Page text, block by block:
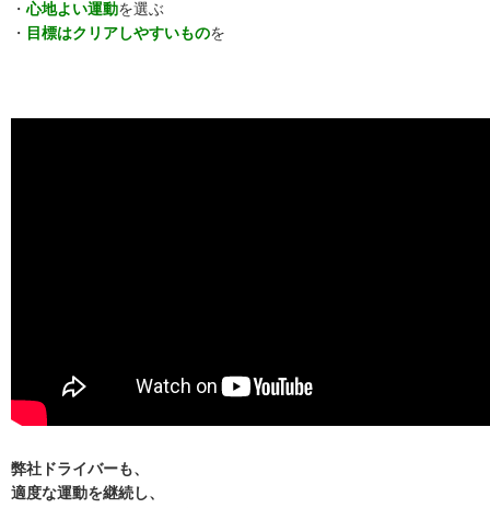
・ 心地よい運動を選ぶ
・ 目標はクリアしやすいものを
弊社ドライバーも、
適度な運動を継続し、